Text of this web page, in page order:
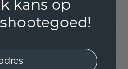
kans op